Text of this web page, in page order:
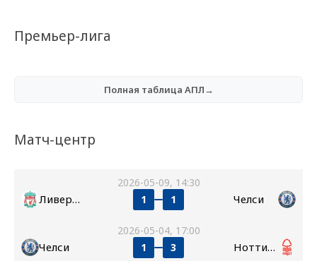
Премьер-лига
Полная таблица АПЛ→
Матч-центр
2026-05-09, 14:30
Ливерпуль 1 1 Челси
2026-05-04, 17:00
Челси 1 3 Ноттингем Форест